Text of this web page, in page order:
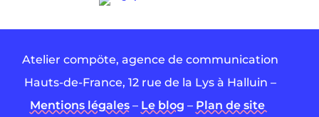
Atelier compöte, agence de communication
Hauts-de-France, 12 rue de la Lys à Halluin –
Mentions légales– Le blog – Plan de site